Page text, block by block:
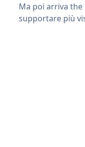
Ma poi arriva
supportare più